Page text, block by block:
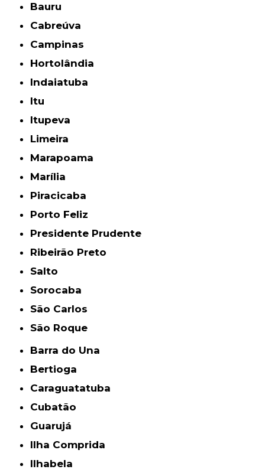
Bauru
Cabreúva
Campinas
Hortolândia
Indaiatuba
Itu
Itupeva
Limeira
Marapoama
Marília
Piracicaba
Porto Feliz
Presidente Prudente
Ribeirão Preto
Salto
Sorocaba
São Carlos
São Roque
Barra do Una
Bertioga
Caraguatatuba
Cubatão
Guarujá
Ilha Comprida
Ilhabela